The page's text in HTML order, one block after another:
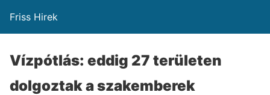
Friss Hirek
Vízpótlás: eddig 27 területen
dolgoztak a szakemberek